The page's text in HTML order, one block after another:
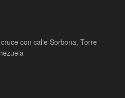
con calle Sorbona, Torre